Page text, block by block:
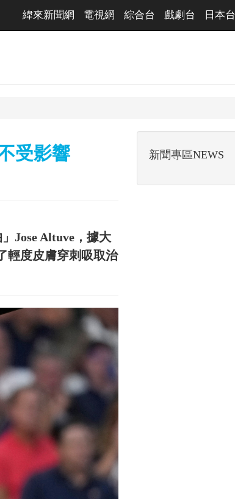
緯來新聞網 電視網 綜合台 戲劇台 日本台
受影響
Jose Altuve，據大
輕度皮膚穿刺吸取治
新聞專區NEWS